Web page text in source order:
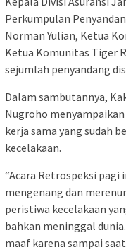
Perkumpulan
Norman Yulian, Ketua
Ketua Komunitas Tiger
sejumlah penyandang
Dalam sambutannya,
Nugroho
kerja sama yang sudah
kecelakaan.
“Acara Retrospeksi
mengenang dan
peristiwa kecelakaan
bahkan meninggal
maaf karena sampai